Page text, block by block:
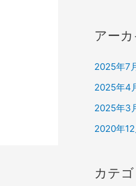
アー
2025年7
2025年4
2025年3
2020年12
カテ